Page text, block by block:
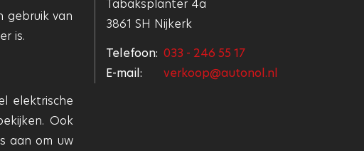
gebruik van
is.
elektrische
Ook
aan om uw
Tabaksplanter 4a
3861 SH Nijkerk
Telefoon: 033 - 246 55 17
E-mail:
verkoop@autonol.nl